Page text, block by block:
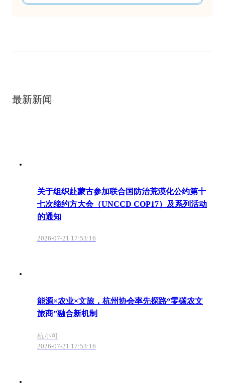
最新新闻
关于组织赴蒙古参加联合国防治荒漠化公约第十
七次缔约方大会（UNCCD COP17）及系列活动
的通知
2026-07-21 17:53:16
能源×农业×文旅，杭州协会率先探路“零碳农文
旅商”融合新机制
杭小可
2026-07-21 17:53:16